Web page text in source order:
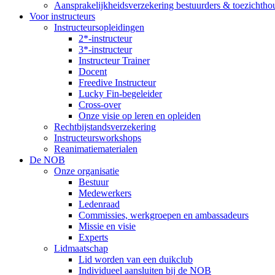
Aansprakelijkheidsverzekering bestuurders &
Voor instructeurs
Instructeursopleidingen
2*-instructeur
3*-instructeur
Instructeur Trainer
Docent
Freedive Instructeur
Lucky Fin-begeleider
Cross-over
Onze visie op leren en opleiden
Rechtbijstandsverzekering
Instructeursworkshops
Reanimatiematerialen
De NOB
Onze organisatie
Bestuur
Medewerkers
Ledenraad
Commissies, werkgroepen en ambassadeurs
Missie en visie
Experts
Lidmaatschap
Lid worden van een duikclub
Individueel aansluiten bij de NOB